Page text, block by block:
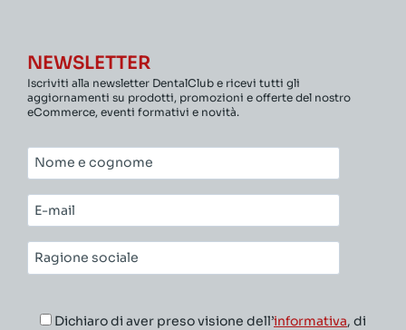
NEWSLETTER
Iscriviti alla newsletter DentalClub e ricevi tutti gli
aggiornamenti su prodotti, promozioni e offerte del nostro
eCommerce, eventi formativi e novità.
Nome
e
cognome*
E-
mail*
Ragione
sociale*
Dichiaro di aver preso visione dell’informativa, di